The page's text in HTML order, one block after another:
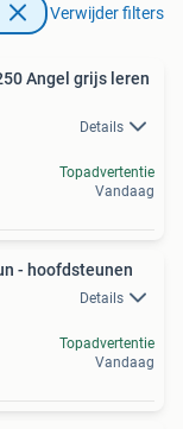
Verwijder filters
Angel grijs leren
Details
Topadvertentie
Vandaag
- hoofdsteunen
Details
Topadvertentie
Vandaag